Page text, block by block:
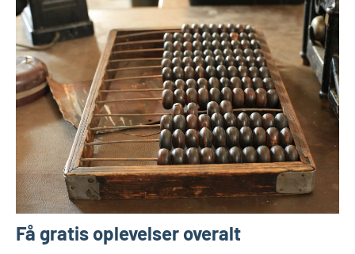
Få gratis oplevelser overalt